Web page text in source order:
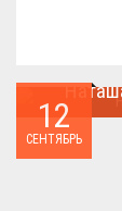
12
СЕНТЯБРЬ